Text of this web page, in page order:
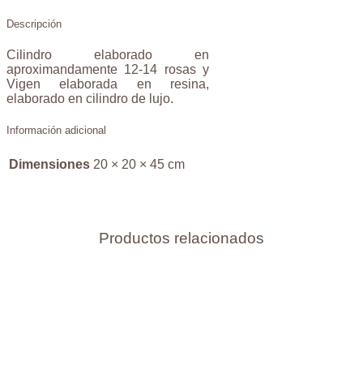
Descripción
Cilindro elaborado en
aproximandamente 12-14 rosas y
Vigen elaborada en resina,
elaborado en cilindro de lujo.
Información adicional
Dimensiones 20 × 20 × 45 cm
Productos relacionados